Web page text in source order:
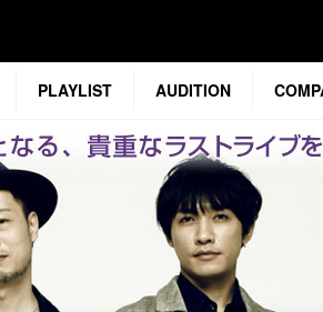
PLAYLIST AUDITION